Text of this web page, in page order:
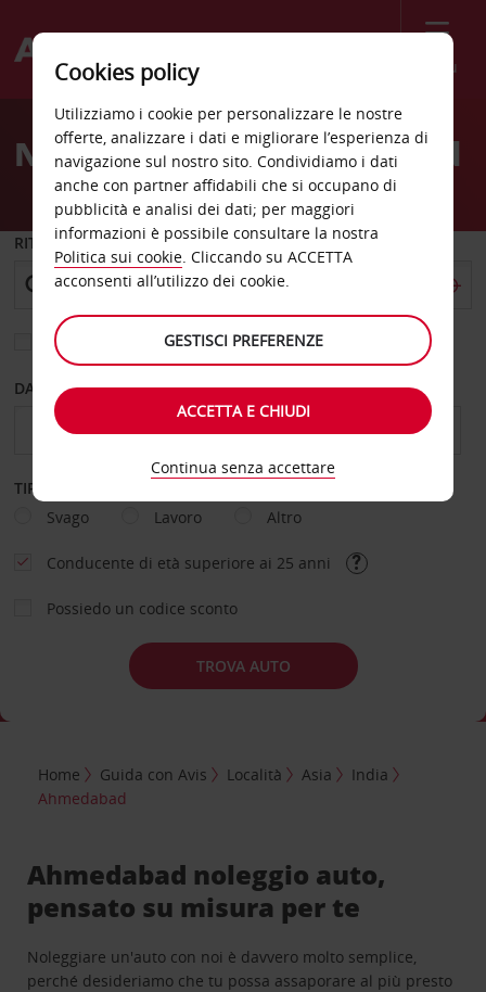
Menù
Welcome
AvisNoleggio auto Ahmedabad
RITIRO DA
Scegli una località di riconsegna diversa
DAL GIORNO AL GIORNO
TIPOLOGIA DI NOLEGGIO
Svago
Lavoro Altro
Conducente di età superiore ai 25 anni
Possiedo un codice sconto
TROVA AUTO
Home Guida con Avis Località Asia
India
Ahmedabad
Ahmedabad noleggio auto,
pensato su misura per te
Noleggiare un'auto con noi è davvero molto semplice,
perché desideriamo che tu possa assaporare al più presto
Cookies policy
Utilizziamo i cookie per personalizzare le nostre
offerte, analizzare i dati e migliorare l’esperienza di
navigazione sul nostro sito. Condividiamo i dati
anche con partner affidabili che si occupano di
pubblicità e analisi dei dati; per maggiori
informazioni è possibile consultare la nostra
Politica sui cookie. Cliccando su ACCETTA
acconsenti all’utilizzo dei cookie.
GESTISCI PREFERENZE
ACCETTA E CHIUDI
Continua senza accettare